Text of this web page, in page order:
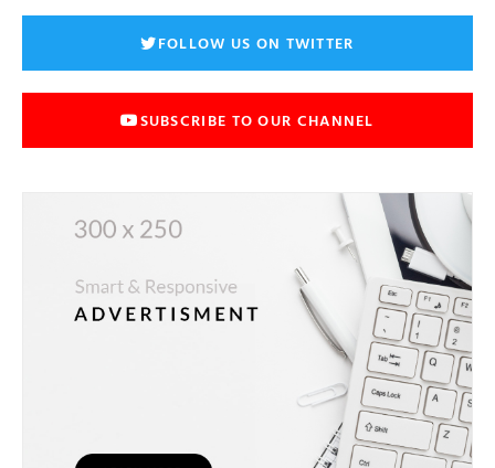
FOLLOW US ON TWITTER
SUBSCRIBE TO OUR CHANNEL